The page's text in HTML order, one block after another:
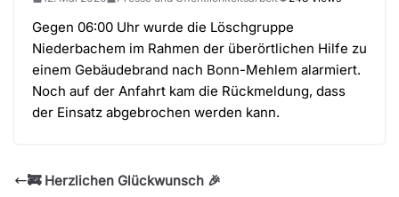
Gegen 06:00 Uhr wurde die Löschgruppe
Niederbachem im Rahmen der überörtlichen Hilfe zu
einem Gebäudebrand nach Bonn-Mehlem alarmiert.
Noch auf der Anfahrt kam die Rückmeldung, dass
der Einsatz abgebrochen werden kann.
🚒 Herzlichen Glückwunsch 🎉